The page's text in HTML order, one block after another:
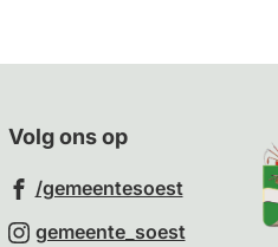
Volg ons op
/gemeentesoest(Verwijst
gemeente_soest(Verwijst